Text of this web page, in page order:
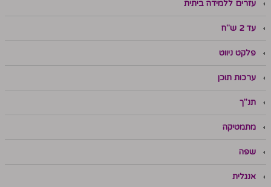
עזרים ללמידה ביתית
עד 2 ש"ח
פלקט ניווט
ערכות תוכן
תנ"ך
מתמטיקה
שפה
אנגלית